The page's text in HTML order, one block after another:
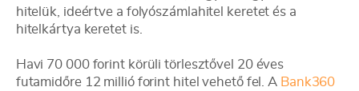
hitelük, ideértve a folyószámlahitel keretet és a
hitelkártya keretet is.
Havi 70 000 forint körüli törlesztővel 20 éves
futamidőre 12 millió forint hitel vehető fel. A Bank360